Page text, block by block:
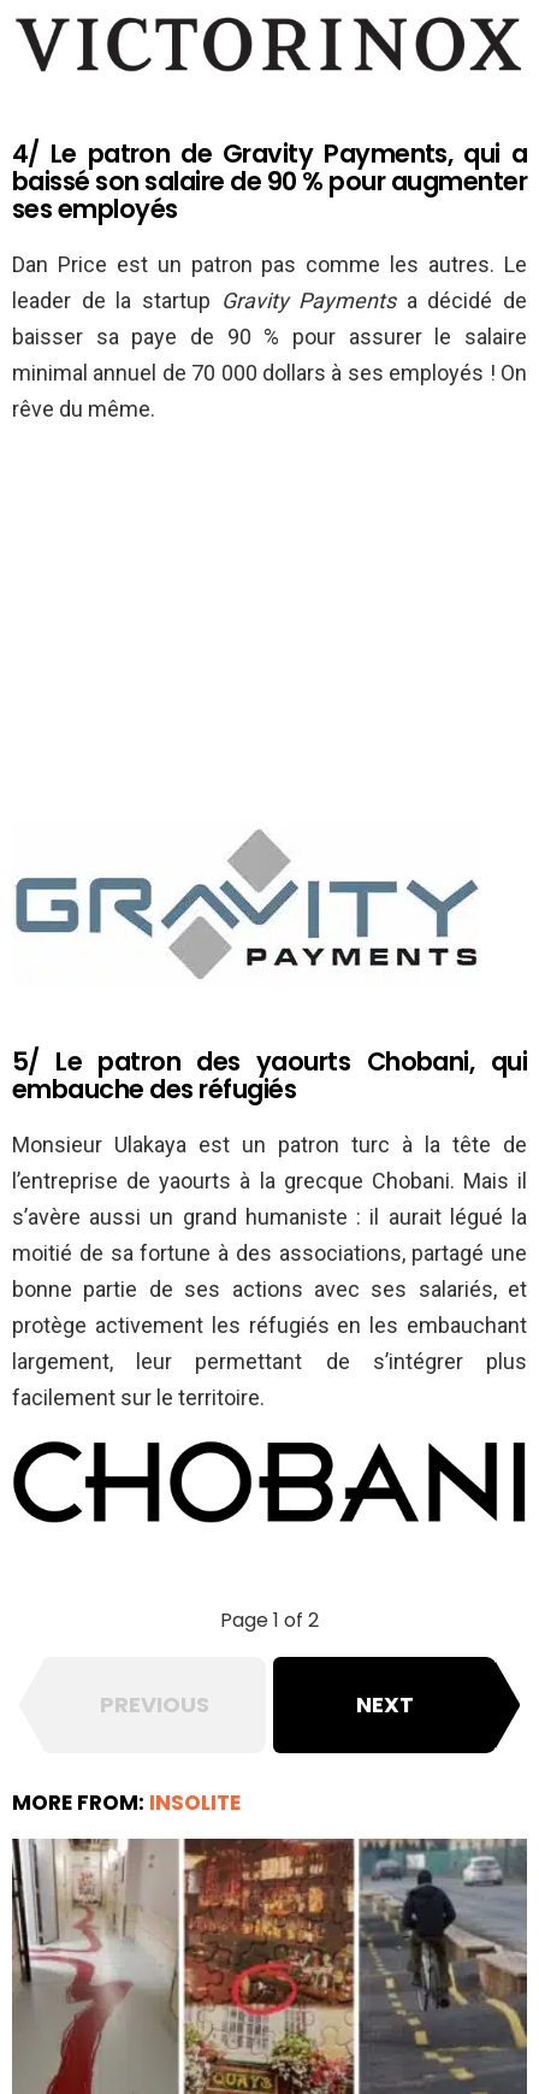
4/ Le patron de Gravity Payments, qui a
baissé son salaire de 90 % pour augmenter
ses employés
Dan Price est un patron pas comme les autres. Le
leader de la startup Gravity Paymentsa décidé de
baisser sa paye de 90 % pour assurer le salaire
minimal annuel de 70 000 dollars à ses employés ! On
rêve du même.
5/ Le patron des yaourts Chobani, qui
embauche des réfugiés
Monsieur Ulakaya est un patron turc à la tête de
l’entreprise de yaourts à la grecque Chobani. Mais il
s’avère aussi un grand humaniste : il aurait légué la
moitié de sa fortune à des associations, partagé une
bonne partie de ses actions avec ses salariés, et
protège activement les réfugiés en les embauchant
largement, leur permettant de s’intégrer plus
facilement sur le territoire.
Page 1 of 2
PREVIOUS NEXT
MORE FROM: INSOLITE